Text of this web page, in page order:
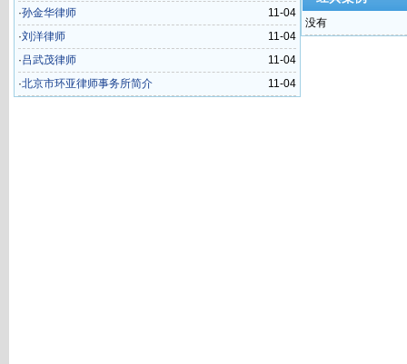
11-04
·孙金华律师
11-04
·刘洋律师
11-04
·吕武茂律师
11-04
·北京市环亚律师事务所简介
没有